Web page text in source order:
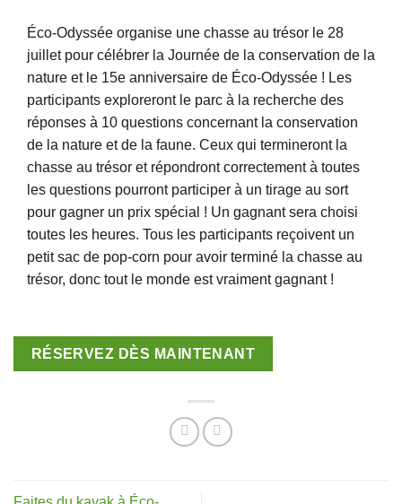
Éco-Odyssée organise une chasse au trésor le 28
juillet pour célébrer la Journée de la conservation de la
nature et le 15e anniversaire de Éco-Odyssée ! Les
participants exploreront le parc à la recherche des
réponses à 10 questions concernant la conservation
de la nature et de la faune. Ceux qui termineront la
chasse au trésor et répondront correctement à toutes
les questions pourront participer à un tirage au sort
pour gagner un prix spécial ! Un gagnant sera choisi
toutes les heures. Tous les participants reçoivent un
petit sac de pop-corn pour avoir terminé la chasse au
trésor, donc tout le monde est vraiment gagnant !
RÉSERVEZ DÈS MAINTENANT